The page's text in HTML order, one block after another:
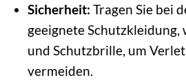
Sicherheit: Tragen Sie bei
geeignete Schutzkleidung,
und Schutzbrille, um
vermeiden.